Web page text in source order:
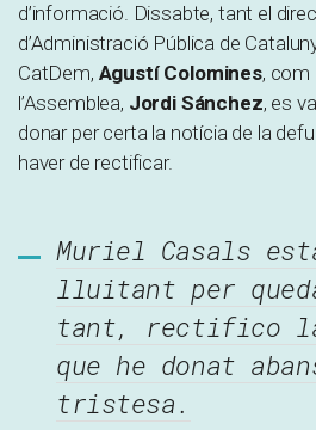
d’informació. Dissabte, tant el
d’Administració Pública de
CatDem, Agustí Colomines, com
l’Assemblea, Jordi Sánchez, es
donar per certa la notícia de la
haver de rectificar.
Muriel Casals
lluitant per
tant, rectifico
que he donat
tristesa.